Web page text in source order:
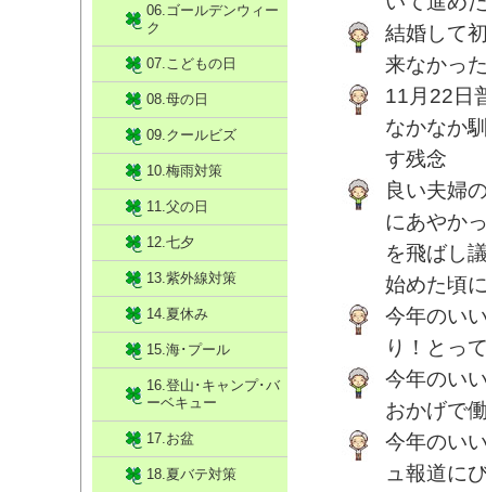
結婚して
来なかっ
11月22日
なかなか
す残念
良い夫婦
にあやか
を飛ばし
始めた頃
今年のい
り！とっ
今年のい
おかげで
今年のい
ュ報道に
06.ゴールデンウィー
ク
07.こどもの日
08.母の日
09.クールビズ
10.梅雨対策
11.父の日
12.七夕
13.紫外線対策
14.夏休み
15.海･プール
16.登山･キャンプ･バ
ーベキュー
17.お盆
18.夏バテ対策